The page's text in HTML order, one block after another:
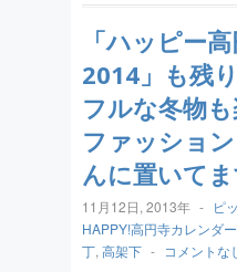
「ハッピー
2014」も残
フルな冬物
ファッショ
んに置いて
11月12日, 2013年 - ピ
HAPPY!高円寺カレンダ
丁, 高架下 - コメントな